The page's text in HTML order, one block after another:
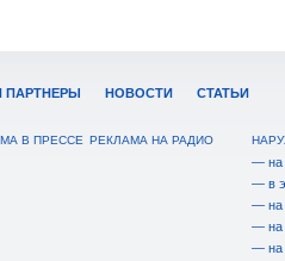
ПАРТНЕРЫ НОВОСТИ СТАТЬИ
В ПРЕССЕ РЕКЛАМА НА РАДИО
— на
— в
— на
— на
— на